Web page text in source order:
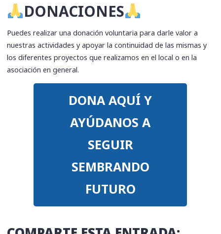
​DONACIONES
Puedes realizar una donación voluntaria para darle valor a
nuestras actividades y apoyar la continuidad de las mismas y
los diferentes proyectos que realizamos en el local o en la
asociación en general.
DONA AQUÍ Y
AYÚDANOS A
SEGUIR
SEMBRANDO
FUTURO